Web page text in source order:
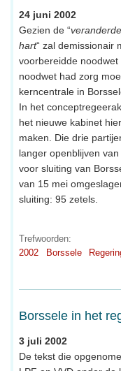
24 juni 2002
Gezien de “
hart“ zal demissionair
voorbereidde
noodwet had zorg
kerncentrale in
In het
het nieuwe kabinet
maken. Die drie
langer openblijven
voor sluiting van
van 15 mei
sluiting: 95 zetels.
Trefwoorden:
2002
Borssele
Borssele in het
3 juli 2002
De tekst die